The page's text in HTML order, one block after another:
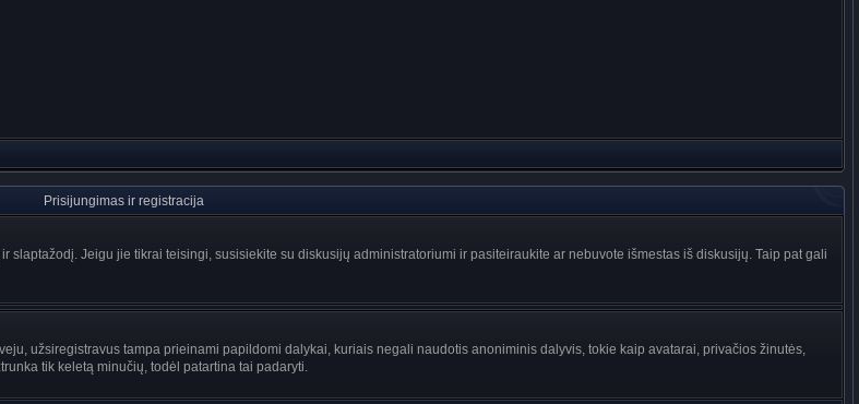
Prisijungimas ir registracija
Jeigu jie tikrai teisingi, susisiekite su diskusijų administratoriumi ir pasiteiraukite ar nebuvote išmestas iš diskusijų. Taip pat gali
užsiregistravus tampa prieinami papildomi dalykai, kuriais negali naudotis anoniminis dalyvis, tokie kaip avatarai, privačios žinutės,
tik keletą minučių, todėl patartina tai padaryti.